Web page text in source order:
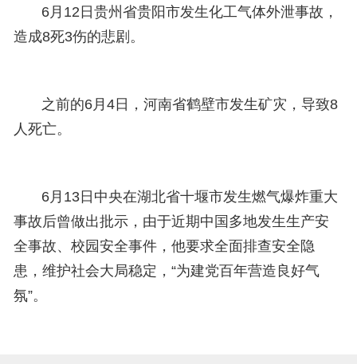
6月12日贵州省贵阳市发生化工气体外泄事故，
造成8死3伤的悲剧。
之前的6月4日，河南省鹤壁市发生矿灾，导致8
人死亡。
6月13日中央在湖北省十堰市发生燃气爆炸重大
事故后曾做出批示，由于近期中国多地发生生产安
全事故、校园安全事件，他要求全面排查安全隐
患，维护社会大局稳定，“为建党百年营造良好气
氛”。